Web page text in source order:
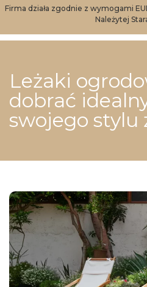
Firma działa zgodnie z wymogami
Należytej
Leżaki
dobrać
swojego stylu